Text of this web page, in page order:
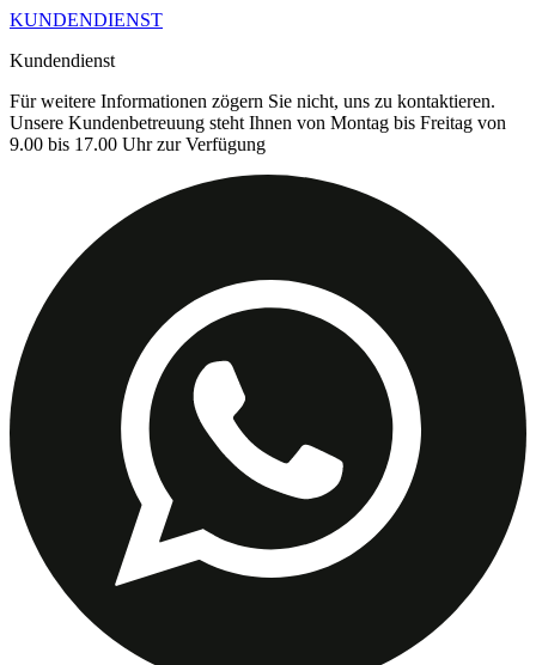
KUNDENDIENST
Kundendienst
Für weitere Informationen zögern Sie nicht, uns zu kontaktieren.
Unsere Kundenbetreuung steht Ihnen von Montag bis Freitag von
9.00 bis 17.00 Uhr zur Verfügung